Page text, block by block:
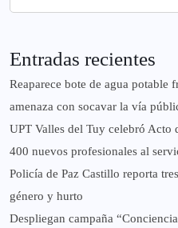
Entradas recientes
Reaparece bote de agua potable
amenaza con socavar la vía
UPT Valles del Tuy celebró Acto
400 nuevos profesionales al
‎Policía de Paz Castillo reporta
género y hurto
‎Despliegan campaña